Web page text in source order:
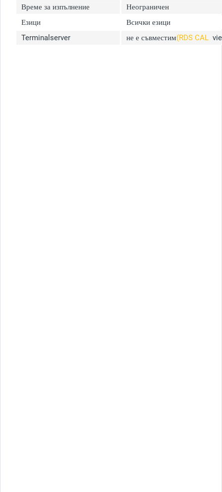
Време за изпълнение
Неограничен
Езици
Всички езици
Terminalserver
не е съвместим(RDS CAL